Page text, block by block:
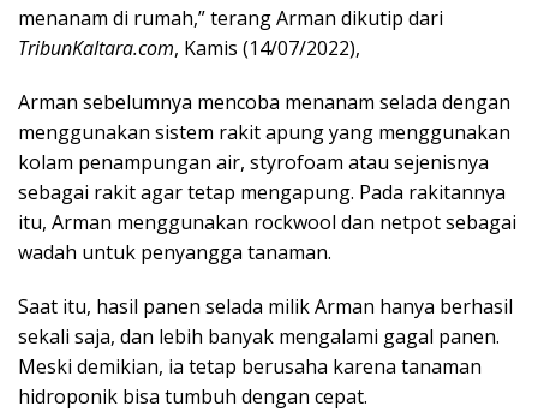
menanam di rumah,” terang Arman dikutip dari
TribunKaltara.com, Kamis (14/07/2022),
Arman sebelumnya mencoba menanam selada dengan
menggunakan sistem rakit apung yang menggunakan
kolam penampungan air, styrofoam atau sejenisnya
sebagai rakit agar tetap mengapung. Pada rakitannya
itu, Arman menggunakan rockwool dan netpot sebagai
wadah untuk penyangga tanaman.
Saat itu, hasil panen selada milik Arman hanya berhasil
sekali saja, dan lebih banyak mengalami gagal panen.
Meski demikian, ia tetap berusaha karena tanaman
hidroponik bisa tumbuh dengan cepat.